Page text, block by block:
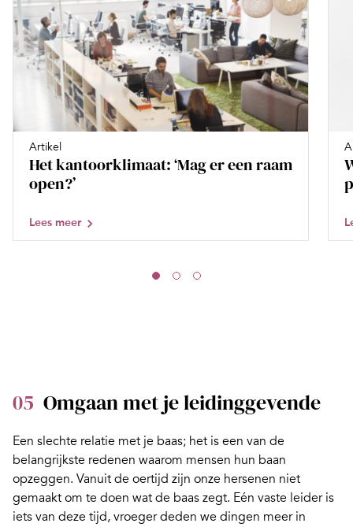
Artikel
Het kantoorklimaat: ‘Mag er een raam
open?’
Lees meer
05 Omgaan met je leidinggevende
Een slechte relatie met je baas; het is een van de
belangrijkste redenen waarom mensen hun baan
opzeggen. Vanuit de oertijd zijn onze hersenen niet
gemaakt om te doen wat de baas zegt. Eén vaste leider is
iets van deze tijd, vroeger deden we dingen meer in